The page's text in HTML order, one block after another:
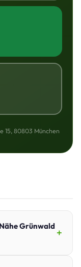
15, 80803 München
Grünwald